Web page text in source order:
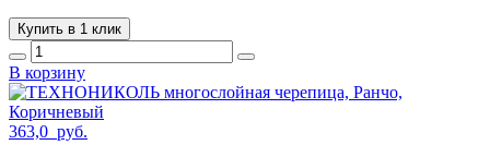
Купить в 1 клик
В корзину
363,0 руб.